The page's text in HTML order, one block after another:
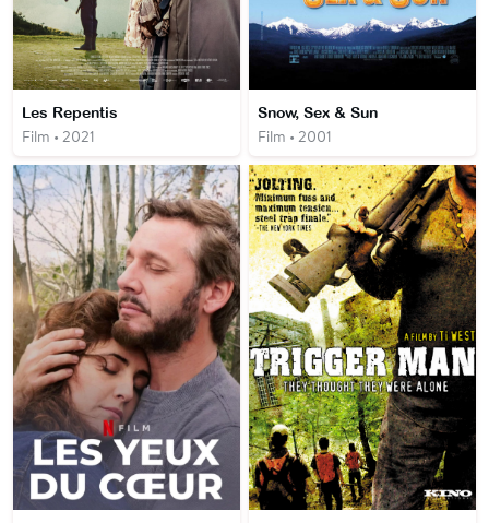
Les Repentis
Film • 2021
Snow, Sex & Sun
Film • 2001